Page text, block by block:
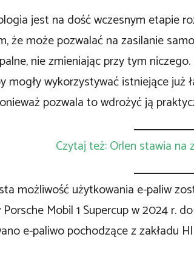
jest na dość wczesnym etapie
że może pozwalać na zasilanie
nie zmieniając przy tym
mogły wykorzystywać istniejące już
pozwala to wdrożyć ją
Czytaj też: Orlen stawia na
możliwość użytkowania e-paliw
Mobil 1 Supercup w 2024 r.
e-paliwo pochodzące z zakładu